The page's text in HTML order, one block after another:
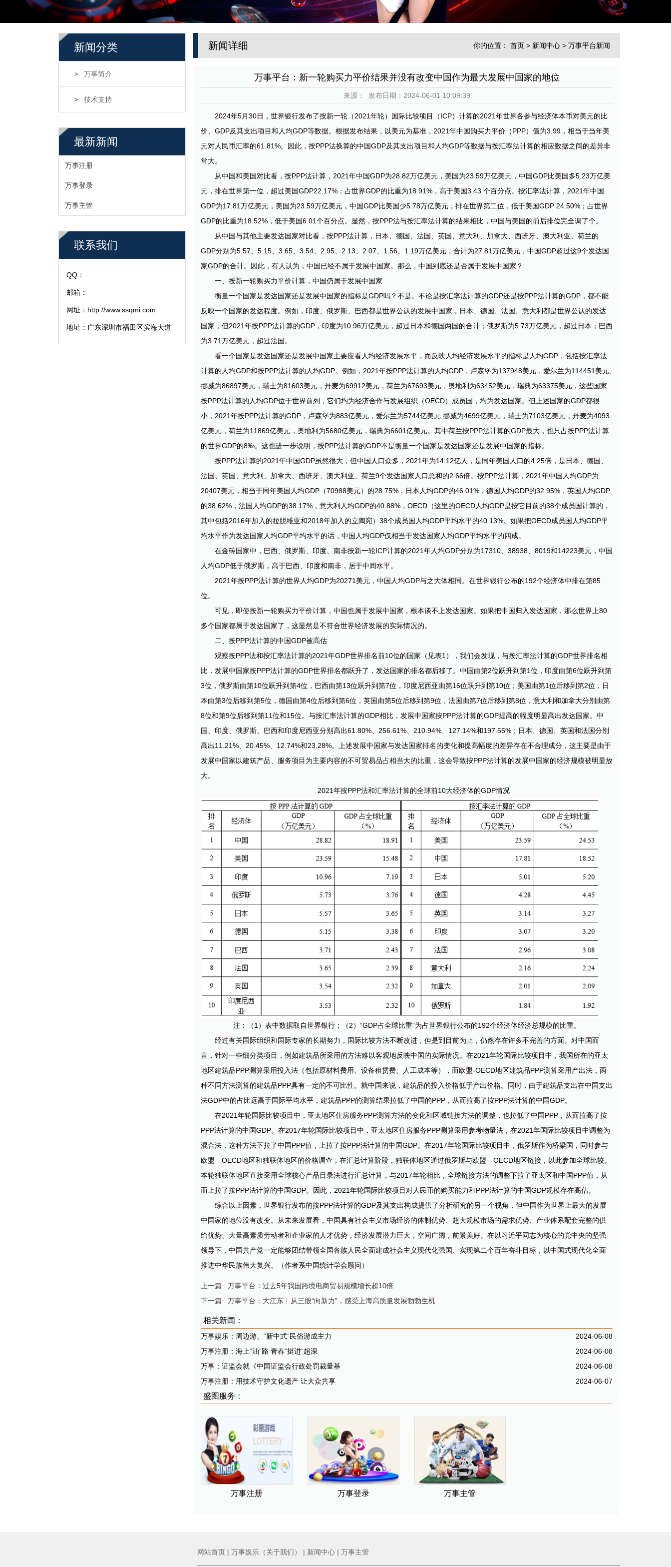
新闻分类
万事简介
技术支持
最新新闻
万事注册
万事登录
万事主管
联系我们
QQ：
邮箱：
网址：http://www.ssqmi.com
地址：广东深圳市福田区滨海大道
新闻详细 你的位置： 首页 > 新闻中心 > 万事平台新闻
万事平台：新一轮购买力平价结果并没有改变中国作为最大发展中国家的地位
来源： 发布日期：2024-06-01 10:09:39
2024年5月30日，世界银行发布了按新一轮（2021年轮）国际比较项目（ICP）计算的2021年世界各参与经济体本币对美元的比
价、GDP及其支出项目和人均GDP等数据。根据发布结果，以美元为基准，2021年中国购买力平价（PPP）值为3.99，相当于当年美
元对人民币汇率的61.81%。因此，按PPP法换算的中国GDP及其支出项目和人均GDP等数据与按汇率法计算的相应数据之间的差异非
常大。
从中国和美国对比看，按PPP法计算，2021年中国GDP为28.82万亿美元，美国为23.59万亿美元，中国GDP比美国多5.23万亿美
元，排在世界第一位，超过美国GDP22.17%；占世界GDP的比重为18.91%，高于美国3.43 个百分点。按汇率法计算，2021年中国
GDP为17.81万亿美元，美国为23.59万亿美元，中国GDP比美国少5.78万亿美元，排在世界第二位，低于美国GDP 24.50%；占世界
GDP的比重为18.52%，低于美国6.01个百分点。显然，按PPP法与按汇率法计算的结果相比，中国与美国的前后排位完全调了个。
从中国与其他主要发达国家对比看，按PPP法计算，日本、德国、法国、英国、意大利、加拿大、西班牙、澳大利亚、荷兰的
GDP分别为5.57、5.15、3.65、3.54、2.95、2.13、2.07、1.56、1.19万亿美元，合计为27.81万亿美元，中国GDP超过这9个发达国
家GDP的合计。因此，有人认为，中国已经不属于发展中国家。那么，中国到底还是否属于发展中国家？
一、按新一轮购买力平价计算，中国仍属于发展中国家
衡量一个国家是发达国家还是发展中国家的指标是GDP吗？不是。不论是按汇率法计算的GDP还是按PPP法计算的GDP，都不能
反映一个国家的发达程度。例如，印度、俄罗斯、巴西都是世界公认的发展中国家，日本、德国、法国、意大利都是世界公认的发达
国家，但2021年按PPP法计算的GDP，印度为10.96万亿美元，超过日本和德国两国的合计；俄罗斯为5.73万亿美元，超过日本；巴西
为3.71万亿美元，超过法国。
看一个国家是发达国家还是发展中国家主要应看人均经济发展水平，而反映人均经济发展水平的指标是人均GDP，包括按汇率法
计算的人均GDP和按PPP法计算的人均GDP。例如，2021年按PPP法计算的人均GDP，卢森堡为137948美元，爱尔兰为114451美元,
挪威为86897美元，瑞士为81603美元，丹麦为69912美元，荷兰为67693美元，奥地利为63452美元，瑞典为63375美元，这些国家
按PPP法计算的人均GDP位于世界前列，它们均为经济合作与发展组织（OECD）成员国，均为发达国家。但上述国家的GDP都很
小，2021年按PPP法计算的GDP，卢森堡为883亿美元，爱尔兰为5744亿美元,挪威为4699亿美元，瑞士为7103亿美元，丹麦为4093
亿美元，荷兰为11869亿美元，奥地利为5680亿美元，瑞典为6601亿美元。其中荷兰按PPP法计算的GDP最大，也只占按PPP法计算
的世界GDP的8‰。这也进一步说明，按PPP法计算的GDP不是衡量一个国家是发达国家还是发展中国家的指标。
按PPP法计算的2021年中国GDP虽然很大，但中国人口众多，2021年为14.12亿人，是同年美国人口的4.25倍，是日本、德国、
法国、英国、意大利、加拿大、西班牙、澳大利亚、荷兰9个发达国家人口总和的2.66倍。按PPP法计算，2021年中国人均GDP为
20407美元，相当于同年美国人均GDP（70988美元）的28.75%，日本人均GDP的46.01%，德国人均GDP的32.95%，英国人均GDP
的38.62%，法国人均GDP的38.17%，意大利人均GDP的40.88%，OECD（这里的OECD人均GDP是按它目前的38个成员国计算的，
其中包括2016年加入的拉脱维亚和2018年加入的立陶宛）38个成员国人均GDP平均水平的40.13%。如果把OECD成员国人均GDP平
均水平作为发达国家人均GDP平均水平的话，中国人均GDP仅相当于发达国家人均GDP平均水平的四成。
在金砖国家中，巴西、俄罗斯、印度、南非按新一轮ICP计算的2021年人均GDP分别为17310、38938、8019和14223美元，中国
人均GDP低于俄罗斯，高于巴西、印度和南非，居于中间水平。
2021年按PPP法计算的世界人均GDP为20271美元，中国人均GDP与之大体相同。在世界银行公布的192个经济体中排在第85
位。
可见，即使按新一轮购买力平价计算，中国也属于发展中国家，根本谈不上发达国家。如果把中国归入发达国家，那么世界上80
多个国家都属于发达国家了，这显然是不符合世界经济发展的实际情况的。
二、按PPP法计算的中国GDP被高估
观察按PPP法和按汇率法计算的2021年GDP世界排名前10位的国家（见表1），我们会发现，与按汇率法计算的GDP世界排名相
比，发展中国家按PPP法计算的GDP世界排名都跃升了，发达国家的排名都后移了。中国由第2位跃升到第1位，印度由第6位跃升到第
3位，俄罗斯由第10位跃升到第4位，巴西由第13位跃升到第7位，印度尼西亚由第16位跃升到第10位；美国由第1位后移到第2位，日
本由第3位后移到第5位，德国由第4位后移到第6位，英国由第5位后移到第9位，法国由第7位后移到第8位，意大利和加拿大分别由第
8位和第9位后移到第11位和15位。与按汇率法计算的GDP相比，发展中国家按PPP法计算的GDP提高的幅度明显高出发达国家。中
国、印度、俄罗斯、巴西和印度尼西亚分别高出61.80%、256.61%、210.94%、127.14%和197.56%；日本、德国、英国和法国分别
高出11.21%、20.45%、12.74%和23.28%。上述发展中国家与发达国家排名的变化和提高幅度的差异存在不合理成分，这主要是由于
发展中国家以建筑产品、服务项目为主要内容的不可贸易品占相当大的比重，这会导致按PPP法计算的发展中国家的经济规模被明显放
大。
2021年按PPP法和汇率法计算的全球前10大经济体的GDP情况
注：（1）表中数据取自世界银行；（2）“GDP占全球比重”为占世界银行公布的192个经济体经济总规模的比重。
经过有关国际组织和国际专家的长期努力，国际比较方法不断改进，但是到目前为止，仍然存在许多不完善的方面。对中国而
言，针对一些细分类项目，例如建筑品所采用的方法难以客观地反映中国的实际情况。在2021年轮国际比较项目中，我国所在的亚太
地区建筑品PPP测算采用投入法（包括原材料费用、设备租赁费、人工成本等），而欧盟-OECD地区建筑品PPP测算采用产出法，两
种不同方法测算的建筑品PPP具有一定的不可比性。就中国来说，建筑品的投入价格低于产出价格。同时，由于建筑品支出在中国支出
法GDP中的占比远高于国际平均水平，建筑品PPP的测算结果拉低了中国的PPP，从而拉高了按PPP法计算的中国GDP。
在2021年轮国际比较项目中，亚太地区住房服务PPP测算方法的变化和区域链接方法的调整，也拉低了中国PPP，从而拉高了按
PPP法计算的中国GDP。在2017年轮国际比较项目中，亚太地区住房服务PPP测算采用参考物量法，在2021年国际比较项目中调整为
混合法，这种方法下拉了中国PPP值，上拉了按PPP法计算的中国GDP。在2017年轮国际比较项目中，俄罗斯作为桥梁国，同时参与
欧盟—OECD地区和独联体地区的价格调查，在汇总计算阶段，独联体地区通过俄罗斯与欧盟—OECD地区链接，以此参加全球比较。
本轮独联体地区直接采用全球核心产品目录法进行汇总计算，与2017年轮相比，全球链接方法的调整下拉了亚太区和中国PPP值，从
而上拉了按PPP法计算的中国GDP。因此，2021年轮国际比较项目对人民币的购买能力和PPP法计算的中国GDP规模存在高估。
综合以上因素，世界银行发布的按PPP法计算的GDP及其支出构成提供了分析研究的另一个视角，但中国作为世界上最大的发展
中国家的地位没有改变。从未来发展看，中国具有社会主义市场经济的体制优势、超大规模市场的需求优势、产业体系配套完整的供
给优势、大量高素质劳动者和企业家的人才优势，经济发展潜力巨大，空间广阔，前景美好。在以习近平同志为核心的党中央的坚强
领导下，中国共产党一定能够团结带领全国各族人民全面建成社会主义现代化强国、实现第二个百年奋斗目标，以中国式现代化全面
推进中华民族伟大复兴。（作者系中国统计学会顾问）
上一篇 : 万事平台：过去5年我国跨境电商贸易规模增长超10倍
下一篇 : 万事平台：大江东︱从三股“向新力”，感受上海高质量发展勃勃生机
相关新闻：
万事娱乐：周边游、“新中式”民俗游成主力
2024-06-08
万事注册：海上“油”路 青春“挺进”超深
2024-06-08
万事：证监会就《中国证监会行政处罚裁量基
2024-06-08
万事注册：用技术守护文化遗产 让大众共享
2024-06-07
盛图服务：
万事注册 万事登录 万事主管
网站首页| 万事娱乐（关于我们） | 新闻中心| 万事主管